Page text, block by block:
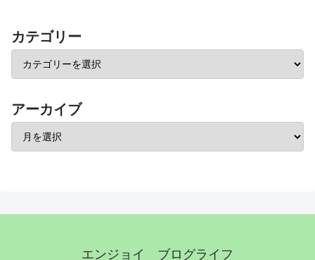
カテゴリー
アーカイブ
エンジョイ ブログライフ